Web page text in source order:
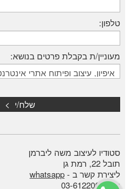
טלפון:
מעוניין/ת בקבלת פרטים בנושא:
סטודיו לעיצוב משה ליברמן
תובל 22, רמת גן
ליצירת קשר ב - whatsapp
טל':03-6122061